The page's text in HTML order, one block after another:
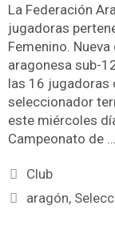
La Federación
jugadoras
Femenino.
aragonesa sub-
las 16 jugadoras
seleccionador
este miércoles
Campeonato de …
Club
aragón,